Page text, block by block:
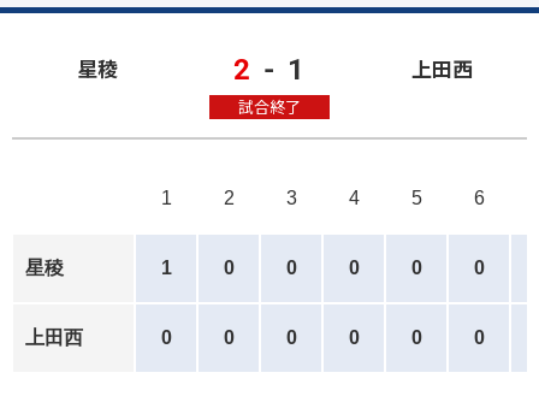
星稜 2 - 1
試合終了
上田西
1 2 3 4 5 6
星稜 1 0 0 0 0 0
上田西 0 0 0 0 0 0